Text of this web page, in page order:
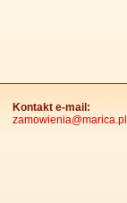
Kontakt e-mail:
zamowienia@marica.pl